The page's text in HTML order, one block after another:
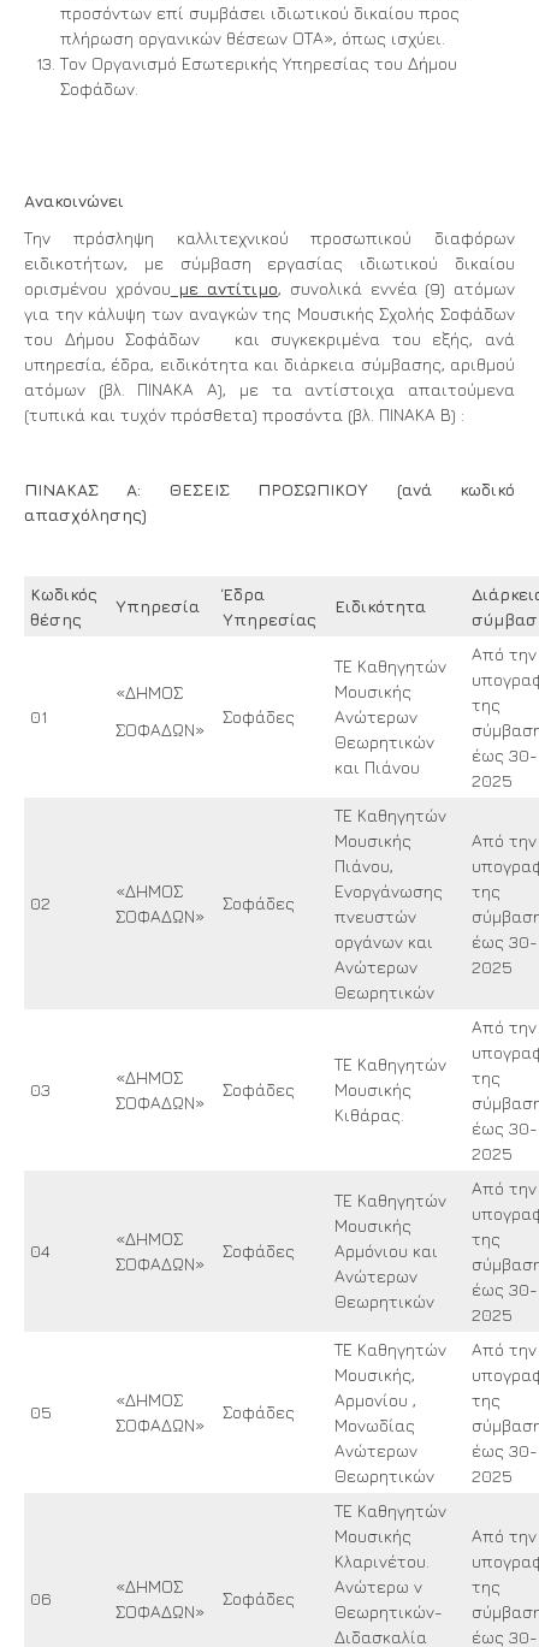
προσόντων επί συμβάσει ιδιωτικού δικαίου προς
πλήρωση οργανικών θέσεων ΟΤΑ», όπως ισχύει.
Τον Οργανισμό Εσωτερικής Υπηρεσίας του Δήμου
Σοφάδων.
Ανακοινώνει
Την πρόσληψη καλλιτεχνικού προσωπικού διαφόρων
ειδικοτήτων, με σύμβαση εργασίας ιδιωτικού δικαίου
ορισμένου χρόνου με αντίτιμο, συνολικά εννέα (9) ατόμων
για την κάλυψη των αναγκών της Μουσικής Σχολής Σοφάδων
του Δήμου Σοφάδων και συγκεκριμένα του εξής, ανά
υπηρεσία, έδρα, ειδικότητα και διάρκεια σύμβασης, αριθμού
ατόμων (βλ. ΠΙΝΑΚΑ Α), με τα αντίστοιχα απαιτούμενα
(τυπικά και τυχόν πρόσθετα) προσόντα (βλ. ΠΙΝΑΚΑ Β) :
ΠΙΝΑΚΑΣ Α: ΘΕΣΕΙΣ ΠΡΟΣΩΠΙΚΟΥ (ανά κωδικό
απασχόλησης)
Κωδικός
θέσης
Υπηρεσία
Έδρα
Υπηρεσίας
Ειδικότητα
01
«ΔΗΜΟΣ
ΣΟΦΑΔΩΝ»
Σοφάδες
ΤΕ Καθηγητών
Μουσικής
Ανώτερων
Θεωρητικών
και Πιάνου
Από την
της
έως
2025
02
«ΔΗΜΟΣ
ΣΟΦΑΔΩΝ»
Σοφάδες
ΤΕ Καθηγητών
Μουσικής
Πιάνου,
Ενοργάνωσης
πνευστών
οργάνων και
Ανώτερων
Θεωρητικών
Από την
της
έως
2025
03
«ΔΗΜΟΣ
ΣΟΦΑΔΩΝ»
Σοφάδες
ΤΕ Καθηγητών
Μουσικής
Κιθάρας.
Από την
της
έως
2025
04
«ΔΗΜΟΣ
ΣΟΦΑΔΩΝ»
Σοφάδες
ΤΕ Καθηγητών
Μουσικής
Αρμόνιου και
Ανώτερων
Θεωρητικών
Από την
της
έως
2025
05
«ΔΗΜΟΣ
ΣΟΦΑΔΩΝ»
Σοφάδες
ΤΕ Καθηγητών
Μουσικής,
Αρμονίου ,
Μονωδίας
Ανώτερων
Θεωρητικών
Από την
της
έως
2025
06
«ΔΗΜΟΣ
ΣΟΦΑΔΩΝ»
Σοφάδες
ΤΕ Καθηγητών
Μουσικής
Κλαρινέτου.
Ανώτερω ν
Θεωρητικών-
Διδασκαλία
Από την
της
έως